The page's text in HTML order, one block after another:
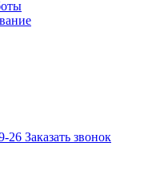
26 Заказать звонок